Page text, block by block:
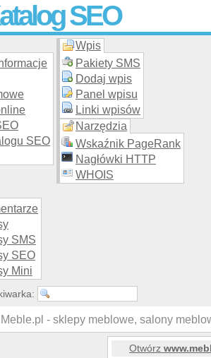
SEO
promocja stron WWW –
katalogu za darmo!
SEO
Wpis
Pakiety SMS
Dodaj wpis
Panel wpisu
Linki wpisów
Narzędzia
Wskaźnik PageRank
Nagłówki HTTP
WHOIS
SMS
SEO
Mini
Meble.pl - sklepy meblowe, salony
Otwórz